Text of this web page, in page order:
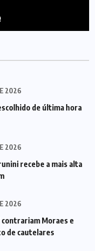
2026
de última hora
2026
recebe a mais alta
2026
Moraes e
de cautelares